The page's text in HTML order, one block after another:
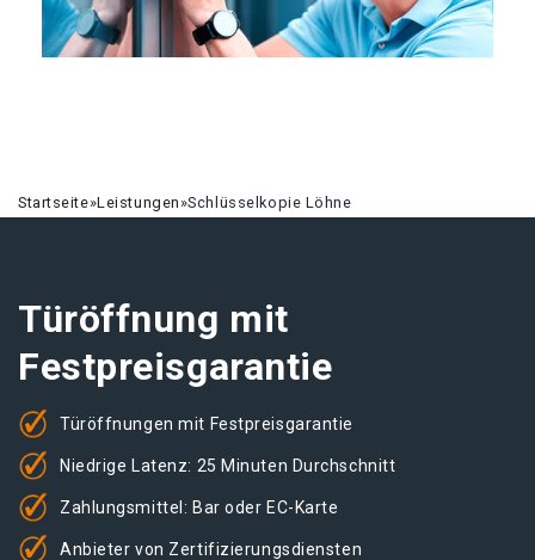
Startseite»Leistungen»Schlüsselkopie Löhne
Türöffnung mit
Festpreisgarantie
Türöffnungen mit Festpreisgarantie
Niedrige Latenz: 25 Minuten Durchschnitt
Zahlungsmittel: Bar oder EC-Karte
Anbieter von Zertifizierungsdiensten